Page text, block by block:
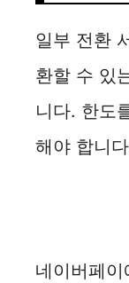
일부 전환
환할 수 있
니다. 한도
해야 합니
네이버페